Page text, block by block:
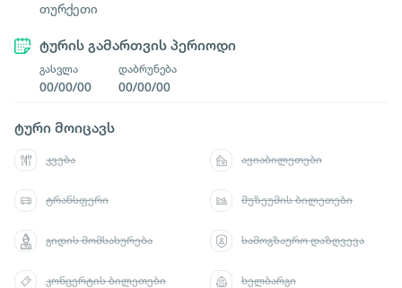
თურქეთი
ტურის გამართვის პერიოდი
გასვლა
00/00/00
დაბრუნება
00/00/00
ტური მოიცავს
კვება ავიაბილეთები
ტრანსფერი მუზეუმის ბილეთები
გიდის მომსახურება სამოგზაურო დაზღვევა
კონცერტის ბილეთები ხელბარგი